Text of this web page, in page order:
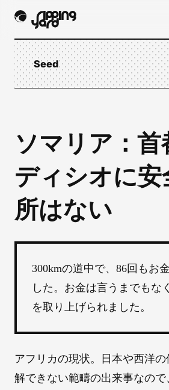
Seed
ソマリア：首
ディシオに安
所はない
300kmの道中で、86回もお
した。お金は言うまでもな
を取り上げられました。
アフリカの現状。日本や西洋
解できない範疇の出来事なので